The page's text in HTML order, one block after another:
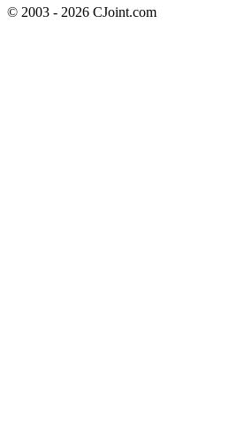
© 2003 - 2026 CJoint.com